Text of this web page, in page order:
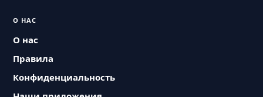
О НАС
О нас
Правила
Конфиденциальность